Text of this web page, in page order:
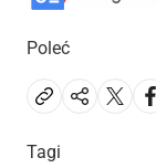
Poleć
Tagi